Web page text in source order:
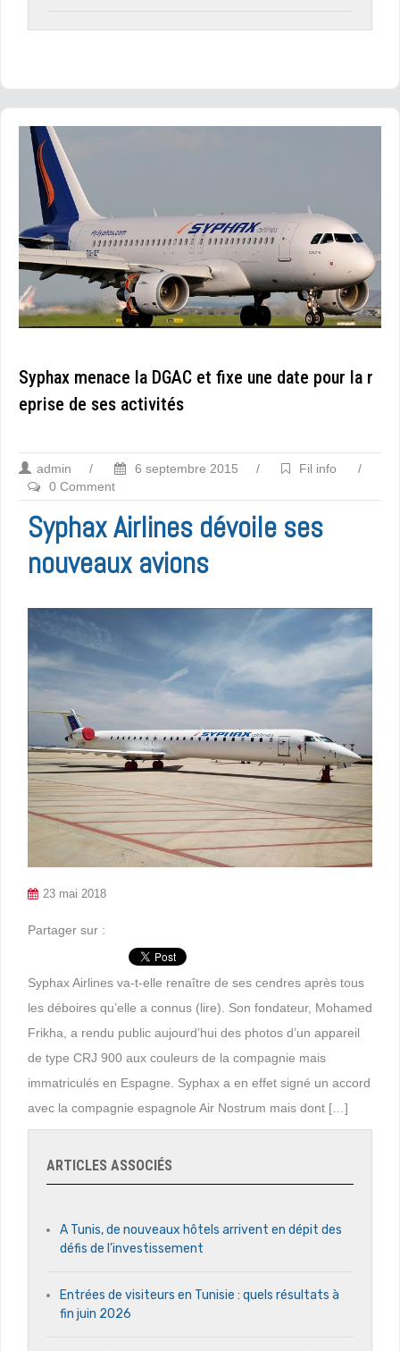
Syphax menace la DGAC et fixe une date pour la r
eprise de ses activités
admin / 6 septembre 2015 / Fil info
/
0 Comment
Syphax Airlines dévoile ses
nouveaux avions
23 mai 2018
Partager sur :
Syphax Airlines va-t-elle renaître de ses cendres après tous
les déboires qu’elle a connus (lire). Son fondateur, Mohamed
Frikha, a rendu public aujourd’hui des photos d’un appareil
de type CRJ 900 aux couleurs de la compagnie mais
immatriculés en Espagne. Syphax a en effet signé un accord
avec la compagnie espagnole Air Nostrum mais dont […]
ARTICLES ASSOCIÉS
A Tunis, de nouveaux hôtels arrivent en dépit des
défis de l’investissement
Entrées de visiteurs en Tunisie : quels résultats à
fin juin 2026